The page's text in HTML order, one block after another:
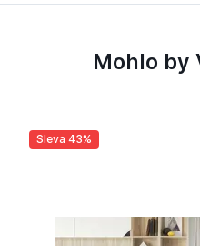
Mohlo by
Sleva 43%